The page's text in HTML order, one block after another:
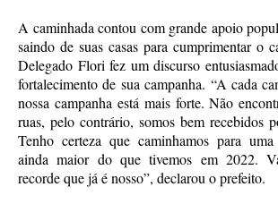
A caminhada contou com grande apoio
saindo de suas casas para cumprimentar o
Delegado Flori fez um discurso
fortalecimento de sua campanha. “A cada
nossa campanha está mais forte. Não
ruas, pelo contrário, somos bem recebidos
Tenho certeza que caminhamos para
ainda maior do que tivemos em 2022.
recorde que já é nosso”, declarou o prefeito.